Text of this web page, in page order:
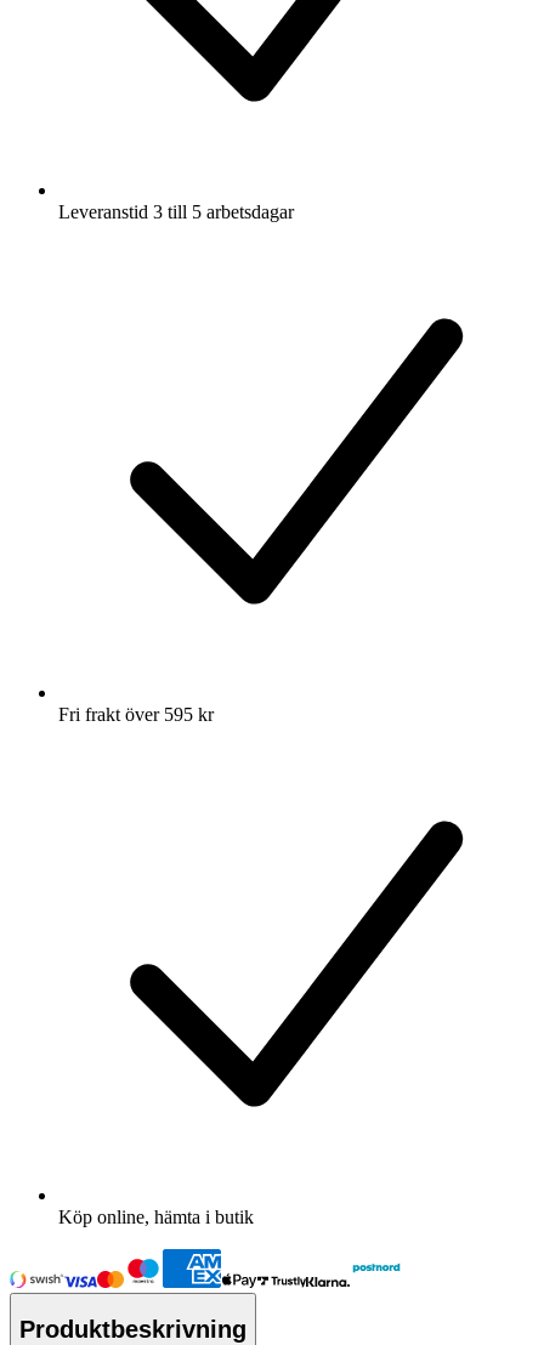
Leveranstid 3 till 5 arbetsdagar
Fri frakt över 595 kr
Köp online, hämta i butik
Produktbeskrivning